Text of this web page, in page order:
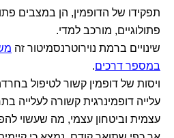
תפקידו של הדופמין, הן במצבים
פתולוגיים, מורכב למדי.
שינויים ברמת נוירוטרנסמיטור זה
במספר דרכים.
ויסות של דופמין קשור לטיפול
עלייה דופמינרגית קשורה לעלייה
עצמית וביטחון עצמי, מה שעשוי